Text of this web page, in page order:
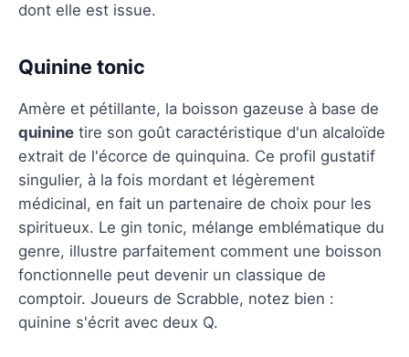
dont elle est issue.
Quinine tonic
Amère et pétillante, la boisson gazeuse à base de
quinine tire son goût caractéristique d'un alcaloïde
extrait de l'écorce de quinquina. Ce profil gustatif
singulier, à la fois mordant et légèrement
médicinal, en fait un partenaire de choix pour les
spiritueux. Le gin tonic, mélange emblématique du
genre, illustre parfaitement comment une boisson
fonctionnelle peut devenir un classique de
comptoir. Joueurs de Scrabble, notez bien :
quinine s'écrit avec deux Q.